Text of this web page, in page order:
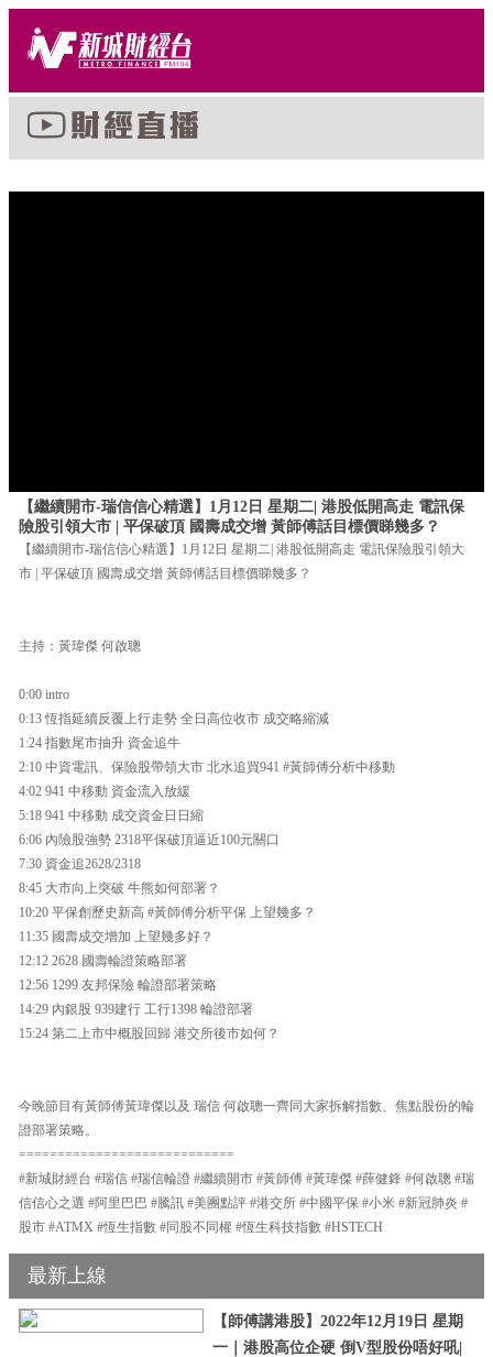
【繼續開市-瑞信信心精選】1月12日 星期二| 港股低開高走 電訊保
險股引領大市 | 平保破頂 國壽成交增 黃師傅話目標價睇幾多？
【繼續開市-瑞信信心精選】1月12日 星期二| 港股低開高走 電訊保險股引領大
市 | 平保破頂 國壽成交增 黃師傅話目標價睇幾多？
主持：黃瑋傑 何啟聰
0:00 intro
0:13 恆指延續反覆上行走勢 全日高位收市 成交略縮減
1:24 指數尾市抽升 資金追牛
2:10 中資電訊、保險股帶領大市 北水追買941 #黃師傅分析中移動
4:02 941 中移動 資金流入放緩
5:18 941 中移動 成交資金日日縮
6:06 內險股強勢 2318平保破頂逼近100元關口
7:30 資金追2628/2318
8:45 大市向上突破 牛熊如何部署？
10:20 平保創歷史新高 #黃師傅分析平保 上望幾多？
11:35 國壽成交增加 上望幾多好？
12:12 2628 國壽輪證策略部署
12:56 1299 友邦保險 輪證部署策略
14:29 內銀股 939建行 工行1398 輪證部署
15:24 第二上市中概股回歸 港交所後市如何？
今晚節目有黃師傅黃瑋傑以及 瑞信 何啟聰一齊同大家拆解指數、焦點股份的輪
證部署策略。
============================
#新城財經台 #瑞信 #瑞信輪證 #繼續開市 #黃師傅 #黃瑋傑 #薛健鋒 #何啟聰 #瑞
信信心之選 #阿里巴巴 #騰訊 #美團點評 #港交所 #中國平保 #小米 #新冠肺炎 #
股市 #ATMX #恆生指數 #同股不同權 #恆生科技指數 #HSTECH
最新上線
【師傅講港股】2022年12月19日 星期
一｜港股高位企硬 倒V型股份唔好吼|